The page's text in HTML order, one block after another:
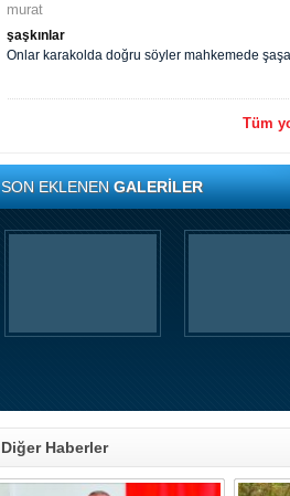
murat
şaşkınlar
Onlar karakolda doğru söyler mahkemede
Tüm
SON EKLENENGALERİLER
Diğer Haberler